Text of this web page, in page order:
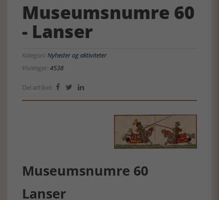
Museumsnumre 60
- Lanser
Kategori:Nyheder og aktiviteter
Visninger:4538
Del artikel:   
Museumsnumre 60
Lanser